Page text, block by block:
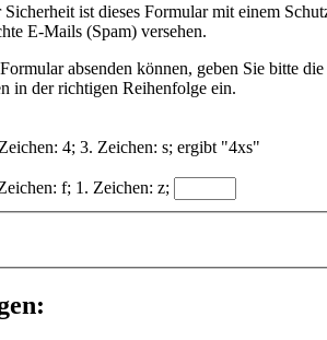
ist dieses Formular mit einem
E-Mails (Spam) versehen.
absenden können, geben Sie bitte die
in der richtigen Reihenfolge ein.
4; 3. Zeichen: s; ergibt "4xs"
2. Zeichen: c; 3. Zeichen: f; 1. Zeichen: z;